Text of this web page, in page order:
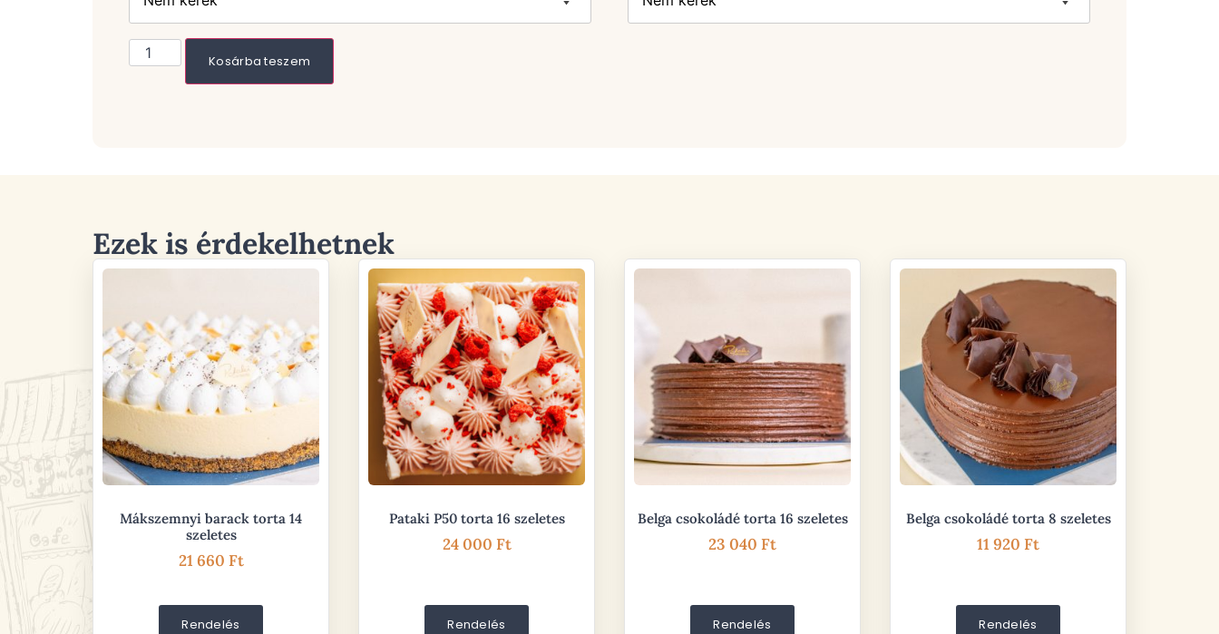
Kosárba teszem
Ezek is érdekelhetnek
Mákszemnyi barack torta 14
szeletes
21 660 Ft
Rendelés
Pataki P50 torta 16 szeletes
24 000 Ft
Rendelés
Belga csokoládé torta 16 szeletes
23 040 Ft
Rendelés
Belga csokoládé torta 8 szeletes
11 920 Ft
Rendelés